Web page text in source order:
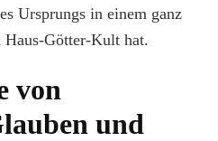
Ursprungs in einem ganz
Götter-Kult hat.
von
und